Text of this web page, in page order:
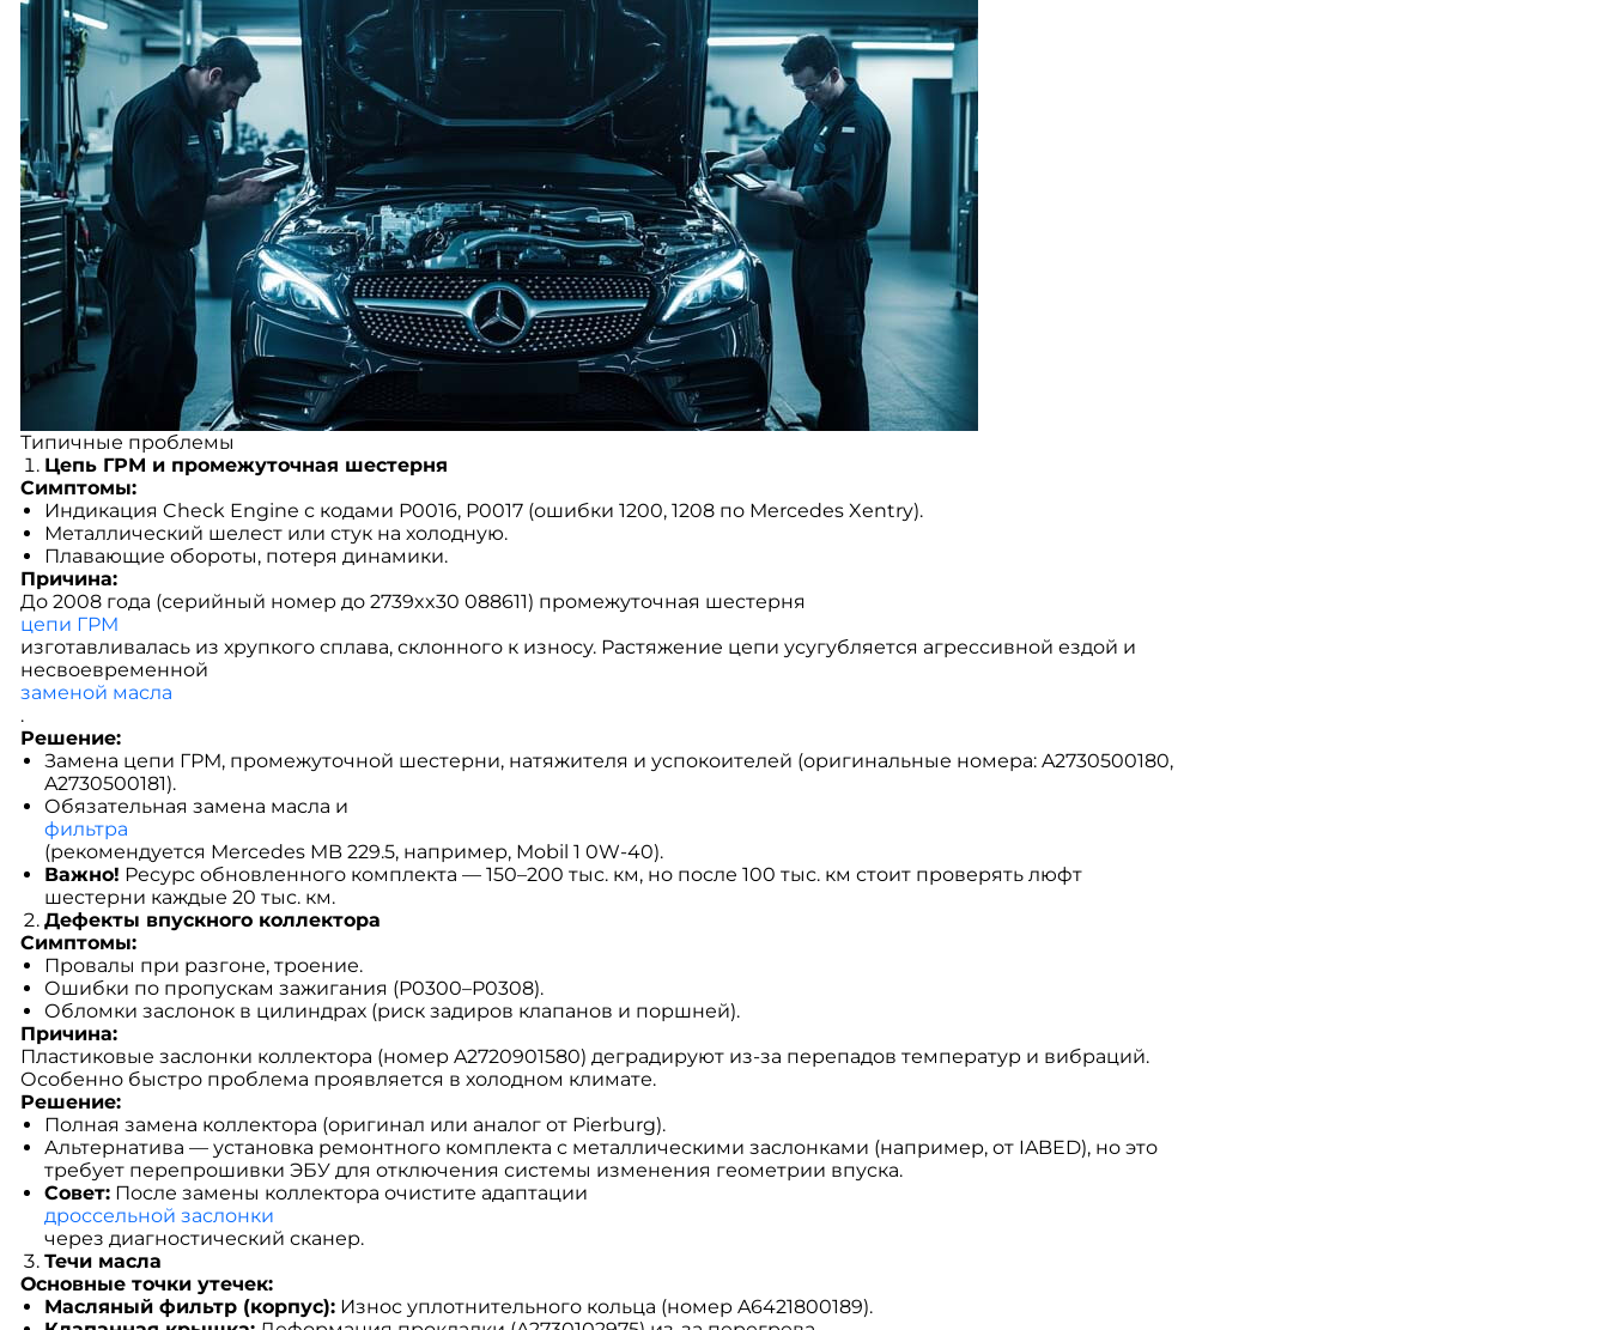
Типичные проблемы
Цепь ГРМ и промежуточная шестерня
Симптомы:
Индикация Check Engine с кодами P0016, P0017 (ошибки 1200, 1208 по Mercedes Xentry).
Металлический шелест или стук на холодную.
Плавающие обороты, потеря динамики.
Причина:
До 2008 года (серийный номер до 2739xx30 088611) промежуточная шестерня
цепи ГРМ
изготавливалась из хрупкого сплава, склонного к износу. Растяжение цепи усугубляется агрессивной ездой и
несвоевременной
заменой масла
.
Решение:
Замена цепи ГРМ, промежуточной шестерни, натяжителя и успокоителей (оригинальные номера: A2730500180,
A2730500181).
Обязательная замена масла и
фильтра
(рекомендуется Mercedes MB 229.5, например, Mobil 1 0W-40).
Важно! Ресурс обновленного комплекта — 150–200 тыс. км, но после 100 тыс. км стоит проверять люфт
шестерни каждые 20 тыс. км.
Дефекты впускного коллектора
Симптомы:
Провалы при разгоне, троение.
Ошибки по пропускам зажигания (P0300–P0308).
Обломки заслонок в цилиндрах (риск задиров клапанов и поршней).
Причина:
Пластиковые заслонки коллектора (номер A2720901580) деградируют из-за перепадов температур и вибраций.
Особенно быстро проблема проявляется в холодном климате.
Решение:
Полная замена коллектора (оригинал или аналог от Pierburg).
Альтернатива — установка ремонтного комплекта с металлическими заслонками (например, от IABED), но это
требует перепрошивки ЭБУ для отключения системы изменения геометрии впуска.
Совет:После замены коллектора очистите адаптации
дроссельной заслонки
через диагностический сканер.
Течи масла
Основные точки утечек:
Масляный фильтр (корпус):Износ уплотнительного кольца (номер A6421800189).